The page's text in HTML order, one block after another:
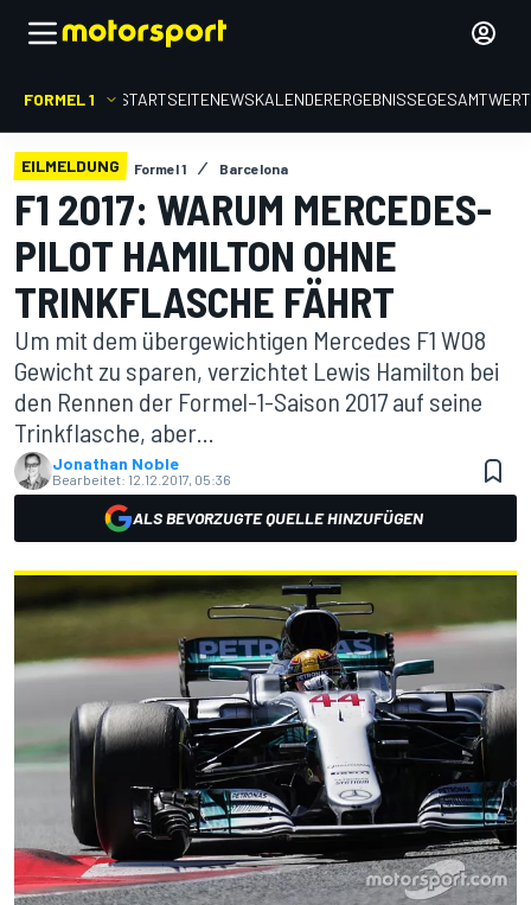
FORMEL 1 STARTSEITENEWSKALENDERERGEBNISSE
EILMELDUNG Formel 1 Barcelona
F1 2017: WARUM MERCEDES-
PILOT HAMILTON OHNE
TRINKFLASCHE FÄHRT
Um mit dem übergewichtigen Mercedes F1 W08
Gewicht zu sparen, verzichtet Lewis Hamilton bei
den Rennen der Formel-1-Saison 2017 auf seine
Trinkflasche, aber...
Jonathan Noble
Bearbeitet: 12.12.2017, 05:36
ALS BEVORZUGTE QUELLE HINZUFÜGEN